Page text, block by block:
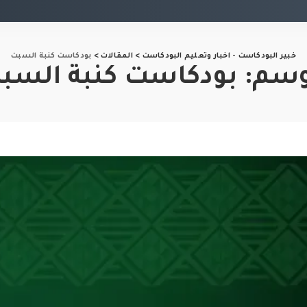
خبير البودكاست - اخبار وتعليم البودكاست >المقالات> بودكاست كنبة السبت
بودكاست كنبة